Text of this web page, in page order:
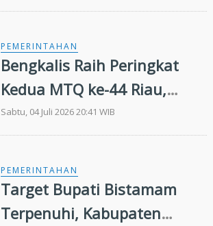
Pandang Bulu
PEMERINTAHAN
Bengkalis Raih Peringkat
Kedua MTQ ke-44 Riau,
Bupati Kasmarni Apresiasi
Perjuangan Kafilah
Sabtu, 04 Juli 2026 20:41 WIB
PEMERINTAHAN
Target Bupati Bistamam
Terpenuhi, Kabupaten